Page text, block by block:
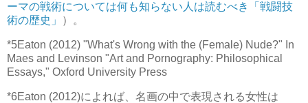
ーマの戦術については何も知らない人は読むべき「戦闘技
術の歴史」
）。
*5Eaton (2012) "What's Wrong with the (Female) Nude?" In
Maes and Levinson "Art and Pornography: Philosophical
Essays," Oxford University Press
*6Eaton (2012)によれば、名画の中で表現される女性は